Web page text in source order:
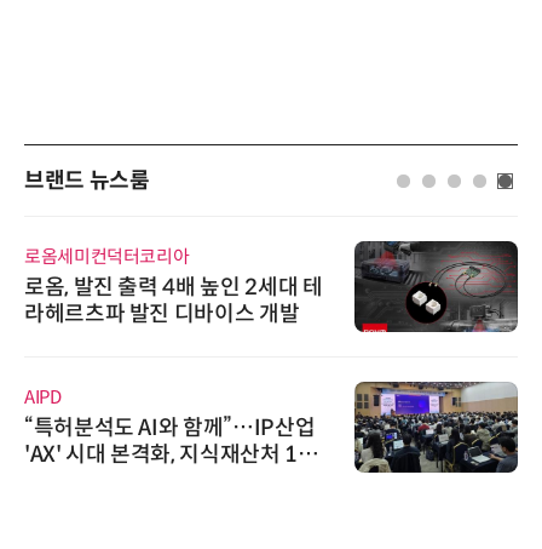
브랜드 뉴스룸
인아그룹
'자동화 산업의 새로운 가능성'…
인아그룹 전국 7개 도시 세미나 페
노보센스
노보센스, PWM 고주파 과도 간섭
난제 극복…차량용 전류 감지 증폭